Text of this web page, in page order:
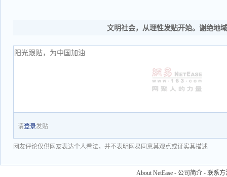
文明社会，从理性发贴开始。谢绝地
请登录发贴
网友评论仅供网友表达个人看法，并不表明网易同意其观点或证实其描述
About NetEase - 公司简介 - 联系方